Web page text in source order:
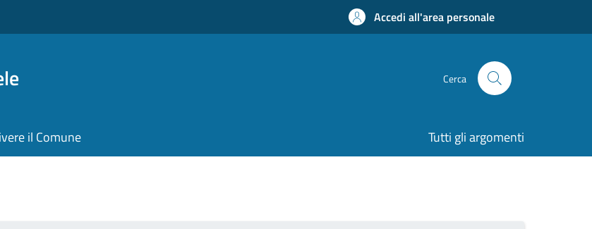
Accedi all'area personale
Cerca
il Comune Tutti gli argomenti